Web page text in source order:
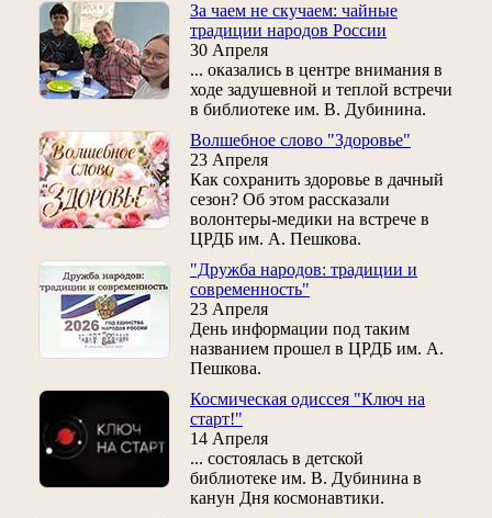
За чаем не скучаем: чайные
традиции народов России
30 Апреля
... оказались в центре внимания в
ходе задушевной и теплой встречи
в библиотеке им. В. Дубинина.
Волшебное слово "Здоровье"
23 Апреля
Как сохранить здоровье в дачный
сезон? Об этом рассказали
волонтеры-медики на встрече в
ЦРДБ им. А. Пешкова.
"Дружба народов: традиции и
современность"
23 Апреля
День информации под таким
названием прошел в ЦРДБ им. А.
Пешкова.
Космическая одиссея "Ключ на
старт!"
14 Апреля
... состоялась в детской
библиотеке им. В. Дубинина в
канун Дня космонавтики.